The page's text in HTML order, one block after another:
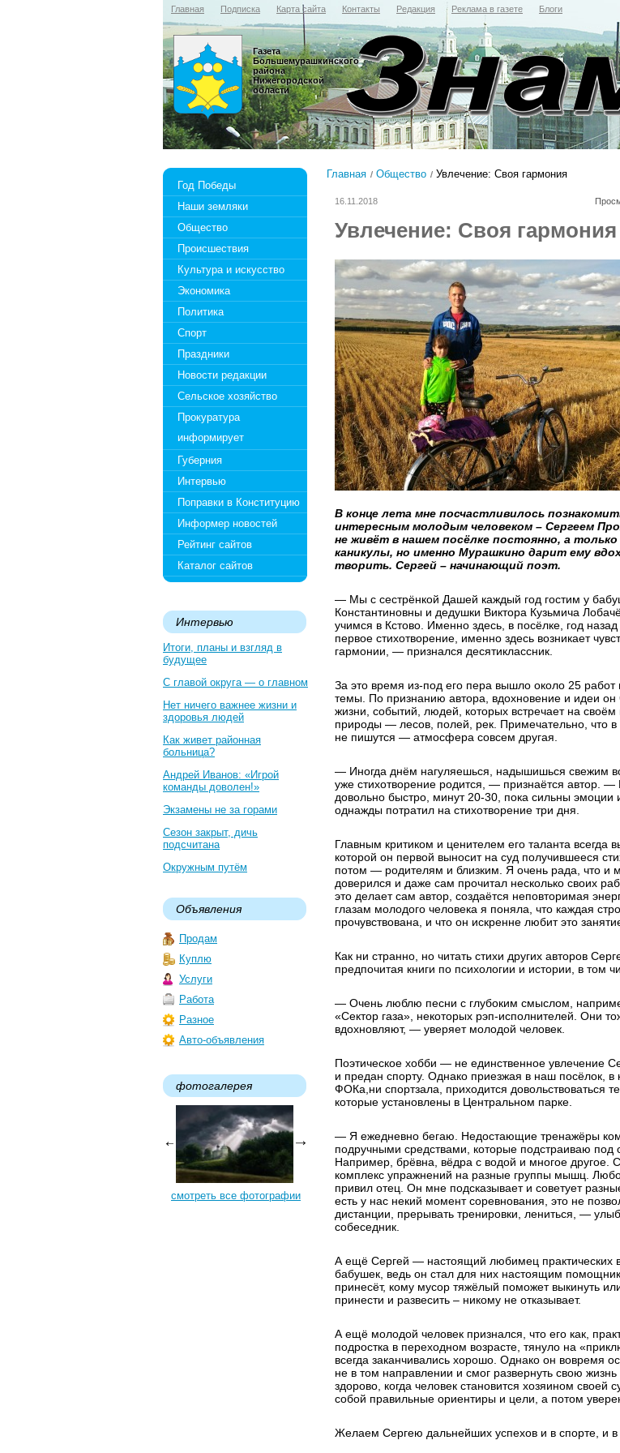
Главная Подписка Карта сайта Контакты Редакция Реклама в газете Блоги
Газета
Большемурашкинского
района
Нижегородской
области
Год Победы
Наши земляки
Общество
Происшествия
Культура и искусство
Экономика
Политика
Спорт
Праздники
Новости редакции
Сельское хозяйство
Прокуратура
информирует
Губерния
Интервью
Поправки в Конституцию
Информер новостей
Рейтинг сайтов
Каталог сайтов
Интервью
Итоги, планы и взгляд в
будущее
С главой округа — о главном
Нет ничего важнее жизни и
здоровья людей
Как живет районная
больница?
Андрей Иванов: «Игрой
команды доволен!»
Экзамены не за горами
Сезон закрыт, дичь
подсчитана
Окружным путём
Объявления
Продам
Куплю
Услуги
Работа
Разное
Авто-объявления
фотогалерея
смотреть все фотографии
Главная Общество Увлечение: Своя гармония
16.11.2018
Увлечение: Своя гармония
В конце лета мне посчастливилось
интересным молодым человеком – Сергеем
не живёт в нашем посёлке постоянно, а
каникулы, но именно Мурашкино дарит ему
творить. Сергей – начинающий поэт.
— Мы с сестрёнкой Дашей каждый год гостим у
Константиновны и дедушки Виктора Кузьмича
учимся в Кстово. Именно здесь, в посёлке, год
первое стихотворение, именно здесь возникает
гармонии, — признался десятиклассник.
За это время из-под его пера вышло около 25
темы. По признанию автора, вдохновение и идеи он
жизни, событий, людей, которых встречает на своём
природы — лесов, полей, рек. Примечательно, что в
не пишутся — атмосфера совсем другая.
— Иногда днём нагуляешься, надышишься свежим
уже стихотворение родится, — признаётся автор.
довольно быстро, минут 20-30, пока сильны
однажды потратил на стихотворение три дня.
Главным критиком и ценителем его таланта всегда
которой он первой выносит на суд получившееся
потом — родителям и близким. Я очень рада, что и
доверился и даже сам прочитал несколько своих
это делает сам автор, создаётся неповторимая
глазам молодого человека я поняла, что каждая
прочувствована, и что он искренне любит это
Как ни странно, но читать стихи других авторов
предпочитая книги по психологии и истории, в том
— Очень люблю песни с глубоким смыслом,
«Сектор газа», некоторых рэп-исполнителей. Они
вдохновляют, — уверяет молодой человек.
Поэтическое хобби — не единственное увлечение
и предан спорту. Однако приезжая в наш посёлок, в
ФОКа,ни спортзала, приходится довольствоваться
которые установлены в Центральном парке.
— Я ежедневно бегаю. Недостающие тренажёры
подручными средствами, которые подстраиваю под
Например, брёвна, вёдра с водой и многое другое.
комплекс упражнений на разные группы мышц.
привил отец. Он мне подсказывает и советует
есть у нас некий момент соревнования, это не
дистанции, прерывать тренировки, лениться, —
собеседник.
А ещё Сергей — настоящий любимец практических
бабушек, ведь он стал для них настоящим
принесёт, кому мусор тяжёлый поможет выкинуть
принести и развесить – никому не отказывает.
А ещё молодой человек признался, что его как,
подростка в переходном возрасте, тянуло на
всегда заканчивались хорошо. Однако он вовремя
не в том направлении и смог развернуть свою
здорово, когда человек становится хозяином своей
собой правильные ориентиры и цели, а потом
Желаем Сергею дальнейших успехов и в спорте, и в